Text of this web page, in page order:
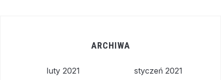
ARCHIWA
luty 2021
styczeń 2021